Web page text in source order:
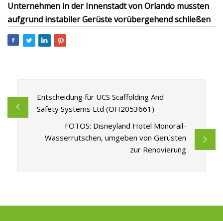
Unternehmen in der Innenstadt von Orlando mussten
aufgrund instabiler Gerüste vorübergehend schließen
Entscheidung für UCS Scaffolding And
Safety Systems Ltd (OH2053661)
FOTOS: Disneyland Hotel Monorail-
Wasserrutschen, umgeben von Gerüsten
zur Renovierung